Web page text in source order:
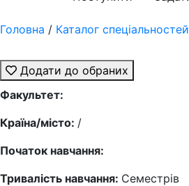
Головна / Каталог спеціальностей
Додати до обраних
Факультет:
Країна/місто: /
Початок навчання:
Тривалість навчання: Семестрів